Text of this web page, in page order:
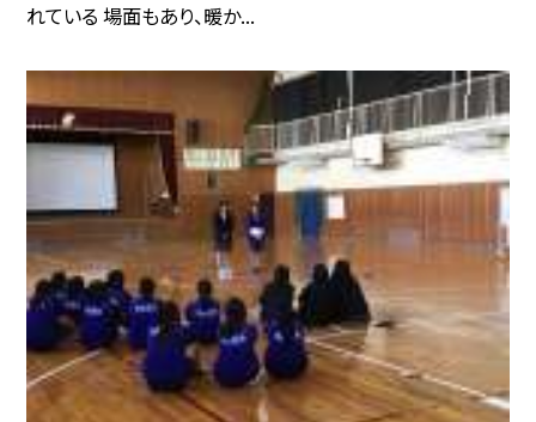
れている 場面もあり、暖か...